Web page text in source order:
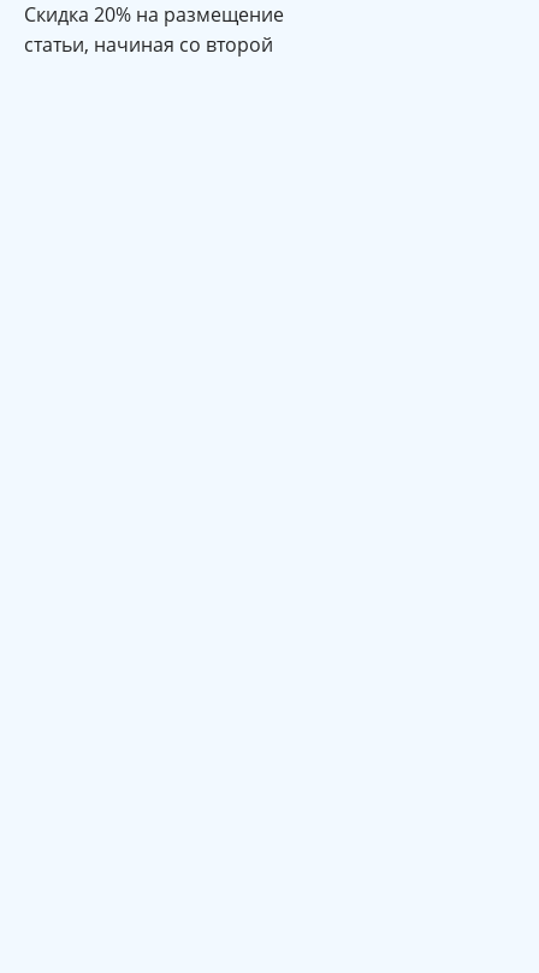
Cкидка 20% на размещение
статьи, начиная со второй